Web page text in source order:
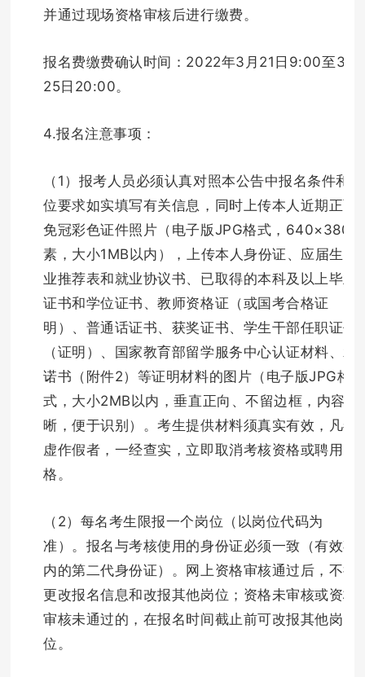
并通过现场资格审核后进行缴费。
报名费缴费确认时间：2022年3月21日9:00至3月
25日20:00。
4.报名注意事项：
（1）报考人员必须认真对照本公告中报名条件和岗
位要求如实填写有关信息，同时上传本人近期正面
免冠彩色证件照片（电子版JPG格式，640×380像
素，大小1MB以内），上传本人身份证、应届生就
业推荐表和就业协议书、已取得的本科及以上毕业
证书和学位证书、教师资格证（或国考合格证
明）、普通话证书、获奖证书、学生干部任职证书
（证明）、国家教育部留学服务中心认证材料、承
诺书（附件2）等证明材料的图片（电子版JPG格
式，大小2MB以内，垂直正向、不留边框，内容清
晰，便于识别）。考生提供材料须真实有效，凡弄
虚作假者，一经查实，立即取消考核资格或聘用资
格。
（2）每名考生限报一个岗位（以岗位代码为
准）。报名与考核使用的身份证必须一致（有效期
内的第二代身份证）。网上资格审核通过后，不得
更改报名信息和改报其他岗位；资格未审核或资格
审核未通过的，在报名时间截止前可改报其他岗
位。